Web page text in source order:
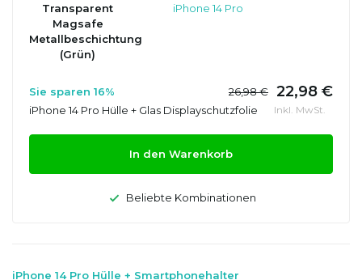
Transparent
Magsafe
Metallbeschichtung
(Grün)
iPhone 14 Pro
Sie sparen 16% 26,98 € 22,98 €
iPhone 14 Pro Hülle + Glas Displayschutzfolie Inkl. MwSt.
In den Warenkorb
Beliebte Kombinationen
iPhone 14 Pro Hülle + Smartphonehalter